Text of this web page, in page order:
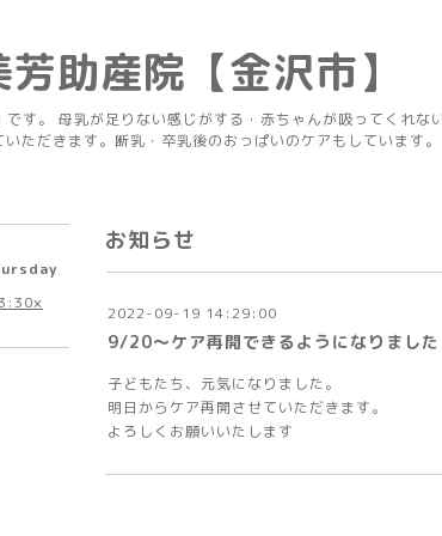
助産院【金沢市】
す。 母乳が足りない感じがする・赤ちゃんが吸ってくれな
ただきます。断乳・卒乳後のおっぱいのケアもしています。
お知らせ
2022-09-19 14:29:00
9/20〜ケア再開できるようになりました
子どもたち、元気になりました。
明日からケア再開させていただきます。
よろしくお願いいたします